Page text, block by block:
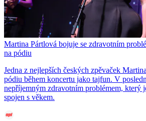
Martina Pártlová bojuje se zdravotním
na pódiu
Jedna z nejlepších českých zpěvaček
pódiu během koncertu jako tajfun. V
nepříjemným zdravotním problémem, který
spojen s věkem.